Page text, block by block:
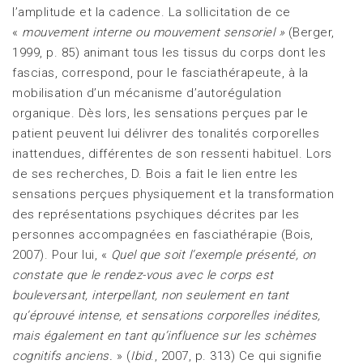
l’amplitude et la cadence. La sollicitation de ce
« mouvement interne ou mouvement sensoriel » (Berger,
1999, p. 85) animant tous les tissus du corps dont les
fascias, correspond, pour le fasciathérapeute, à la
mobilisation d’un mécanisme d’autorégulation
organique. Dès lors, les sensations perçues par le
patient peuvent lui délivrer des tonalités corporelles
inattendues, différentes de son ressenti habituel. Lors
de ses recherches, D. Bois a fait le lien entre les
sensations perçues physiquement et la transformation
des représentations psychiques décrites par les
personnes accompagnées en fasciathérapie (Bois,
2007). Pour lui, « Quel que soit l’exemple présenté, on
constate que le rendez-vous avec le corps est
bouleversant, interpellant, non seulement en tant
qu’éprouvé intense, et sensations corporelles inédites,
mais également en tant qu’influence sur les schèmes
cognitifs anciens. » (Ibid., 2007, p. 313) Ce qui signifie